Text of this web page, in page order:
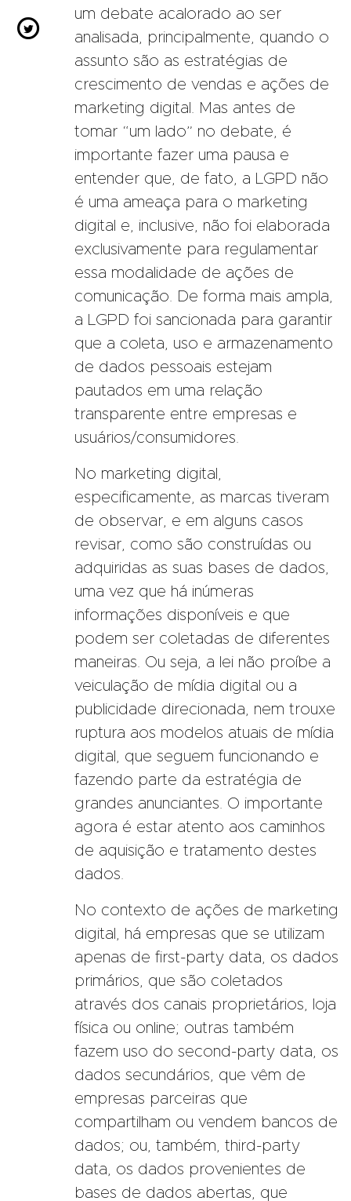

um debate acalorado ao ser
analisada, principalmente, quando o
assunto são as estratégias de
crescimento de vendas e ações de
marketing digital. Mas antes de
tomar “um lado” no debate, é
importante fazer uma pausa e
entender que, de fato, a LGPD não
é uma ameaça para o marketing
digital e, inclusive, não foi elaborada
exclusivamente para regulamentar
essa modalidade de ações de
comunicação. De forma mais ampla,
a LGPD foi sancionada para garantir
que a coleta, uso e armazenamento
de dados pessoais estejam
pautados em uma relação
transparente entre empresas e
usuários/consumidores.
No marketing digital,
especificamente, as marcas tiveram
de observar, e em alguns casos
revisar, como são construídas ou
adquiridas as suas bases de dados,
uma vez que há inúmeras
informações disponíveis e que
podem ser coletadas de diferentes
maneiras. Ou seja, a lei não proíbe a
veiculação de mídia digital ou a
publicidade direcionada, nem trouxe
ruptura aos modelos atuais de mídia
digital, que seguem funcionando e
fazendo parte da estratégia de
grandes anunciantes. O importante
agora é estar atento aos caminhos
de aquisição e tratamento destes
dados.
No contexto de ações de marketing
digital, há empresas que se utilizam
apenas de first-party data, os dados
primários, que são coletados
através dos canais proprietários, loja
física ou online; outras também
fazem uso do second-party data, os
dados secundários, que vêm de
empresas parceiras que
compartilham ou vendem bancos de
dados; ou, também, third-party
data, os dados provenientes de
bases de dados abertas, que